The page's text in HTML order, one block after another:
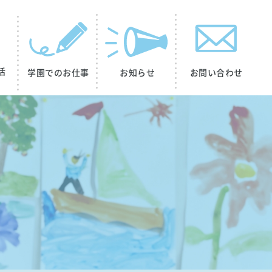
学園でのお仕事 お知らせ お問い合わせ